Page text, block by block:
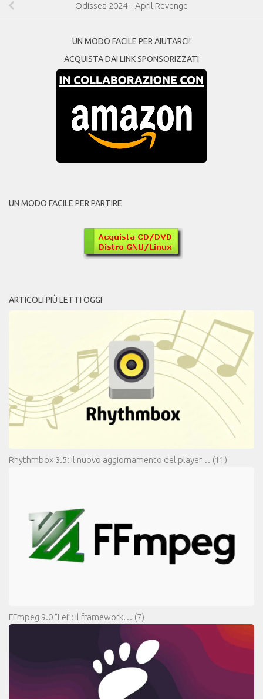
Odissea 2024 – April Revenge
UN MODO FACILE PER AIUTARCI!
ACQUISTA DAI LINK SPONSORIZZATI
UN MODO FACILE PER PARTIRE
ARTICOLI PIÙ LETTI OGGI
Rhythmbox 3.5: il nuovo aggiornamento del player… (11)
FFmpeg 9.0 “Lei”: il framework… (7)